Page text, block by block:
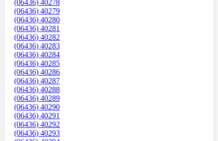
(06436) 40278
(06436) 40279
(06436) 40280
(06436) 40281
(06436) 40282
(06436) 40283
(06436) 40284
(06436) 40285
(06436) 40286
(06436) 40287
(06436) 40288
(06436) 40289
(06436) 40290
(06436) 40291
(06436) 40292
(06436) 40293